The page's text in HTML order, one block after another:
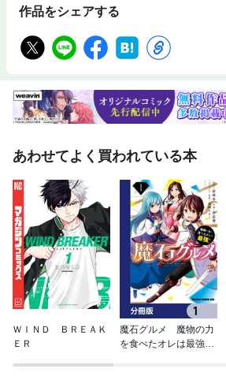
作品をシェアする
あわせてよく買われている本
ＷＩＮＤ ＢＲＥＡＫ
ＥＲ
魔石グルメ 魔物の力
を食べたオレは最強！